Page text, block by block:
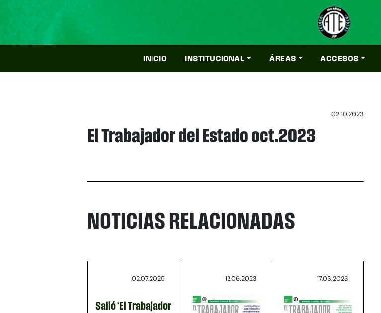
INICIO INSTITUCIONAL ÁREAS ACCESOS
02.10.2023
El Trabajador del Estado oct.2023
NOTICIAS RELACIONADAS
02.07.2025
Salió ‘El Trabajador
12.06.2023 17.03.2023